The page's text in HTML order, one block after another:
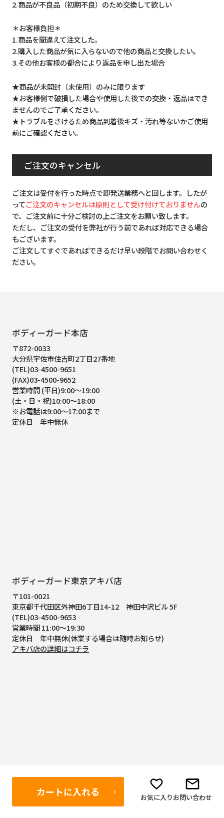
カートに入れる お気に入りお問い合わせ
2.商品が不良品（初期不良）のため交換して欲しい
＊お客様負担＊
1.商品を間違えて注文した。
2.購入した商品が気に入らないので他の商品と交換したい。
3.その他お客様の都合により返品を申し出た場合
★商品が未開封（未使用）のみに限ります
★お客様側で破損した場合や使用した後での交換・返品はでき
ませんのでご了承ください。
★トラブルをさけるため商品到着後キズ・汚れ等ないかご使用
前にご確認ください。
ご注文のキャンセル
ご注文は受付を行った時点で即発送業務へと回します。したが
ってご注文のキャンセルは原則として受け付けておりませんの
で、ご注文前に十分ご検討の上ご注文をお願い致します。
ただし、ご注文の受付を弊社が行う前であれば対応できる場合
もございます。
ご注文してすぐであればできるだけ早い段階でお問い合わせく
ださい。
ボディーガード本店
〒872-0033
大分県宇佐市住吉町2丁目27番地
(TEL)03-4500-9651
(FAX)03-4500-9652
営業時間 (平日)9:00～19:00
(土・日・祝)10:00～18:00
※お電話は9:00～17:00まで
定休日 年中無休
ボディーガード東京アキバ店
〒101-0021
東京都千代田区外神田6丁目14-12 神田中沢ビル 5F
(TEL)03-4500-9653
営業時間 11:00～19:30
定休日 年中無休(休業する場合は随時お知らせ)
アキバ店の詳細はコチラ
ボディーガード大阪なんば店